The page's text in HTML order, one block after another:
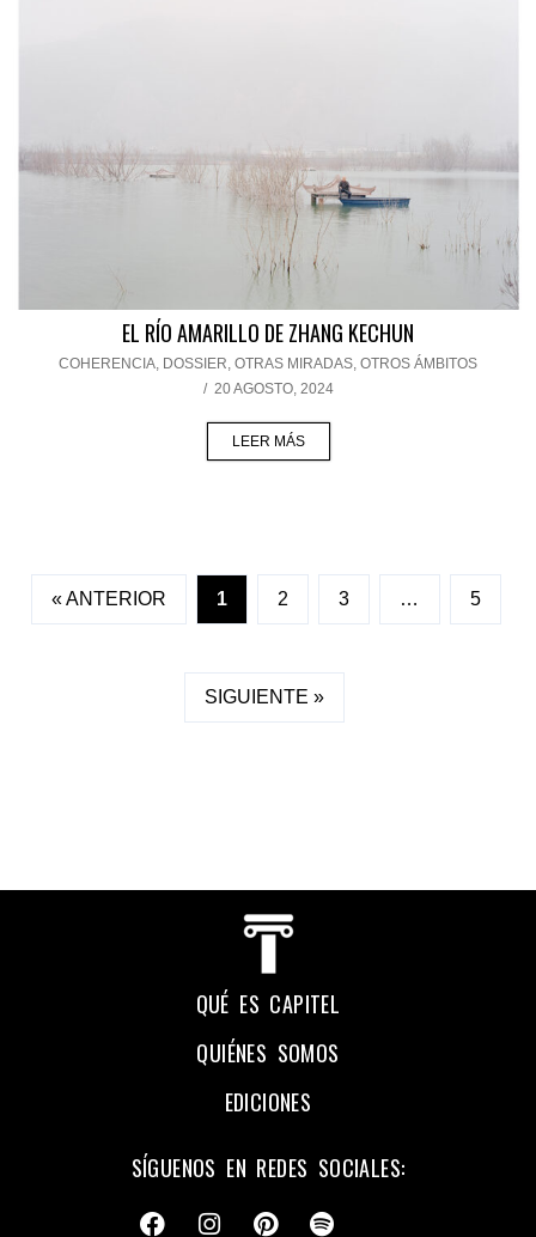
EL RÍO AMARILLO DE ZHANG KECHUN
COHERENCIA, DOSSIER, OTRAS MIRADAS, OTROS ÁMBITOS
/ 20 AGOSTO, 2024
LEER MÁS
« ANTERIOR 1 2 3 … 5
SIGUIENTE »
QUÉ ES CAPITEL
QUIÉNES SOMOS
EDICIONES
SÍGUENOS EN REDES SOCIALES: